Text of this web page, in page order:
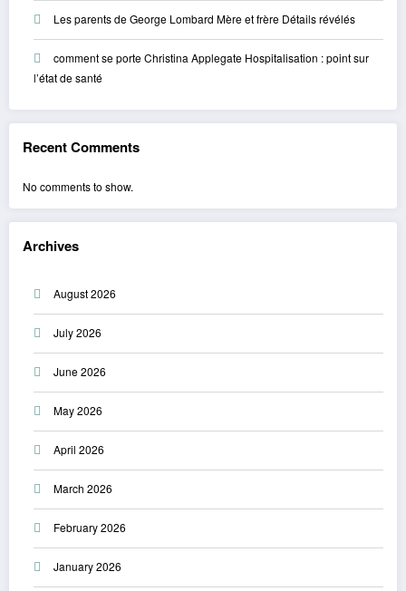
Les parents de George Lombard Mère et frère Détails révélés
comment se porte Christina Applegate Hospitalisation : point sur
l’état de santé
Recent Comments
No comments to show.
Archives
August 2026
July 2026
June 2026
May 2026
April 2026
March 2026
February 2026
January 2026